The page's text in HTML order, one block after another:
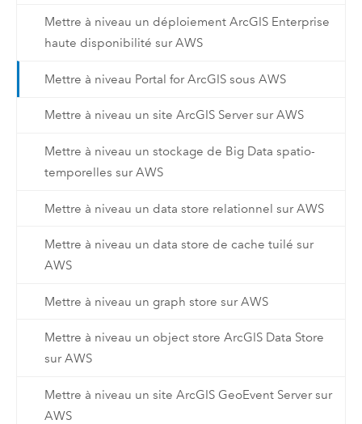
Mettre à niveau un déploiement ArcGIS Enterprise
haute disponibilité sur AWS
Mettre à niveau Portal for ArcGIS sous AWS
Mettre à niveau un site ArcGIS Server sur AWS
Mettre à niveau un stockage de Big Data spatio-
temporelles sur AWS
Mettre à niveau un data store relationnel sur AWS
Mettre à niveau un data store de cache tuilé sur
AWS
Mettre à niveau un graph store sur AWS
Mettre à niveau un object store ArcGIS Data Store
sur AWS
Mettre à niveau un site ArcGIS GeoEvent Server sur
AWS